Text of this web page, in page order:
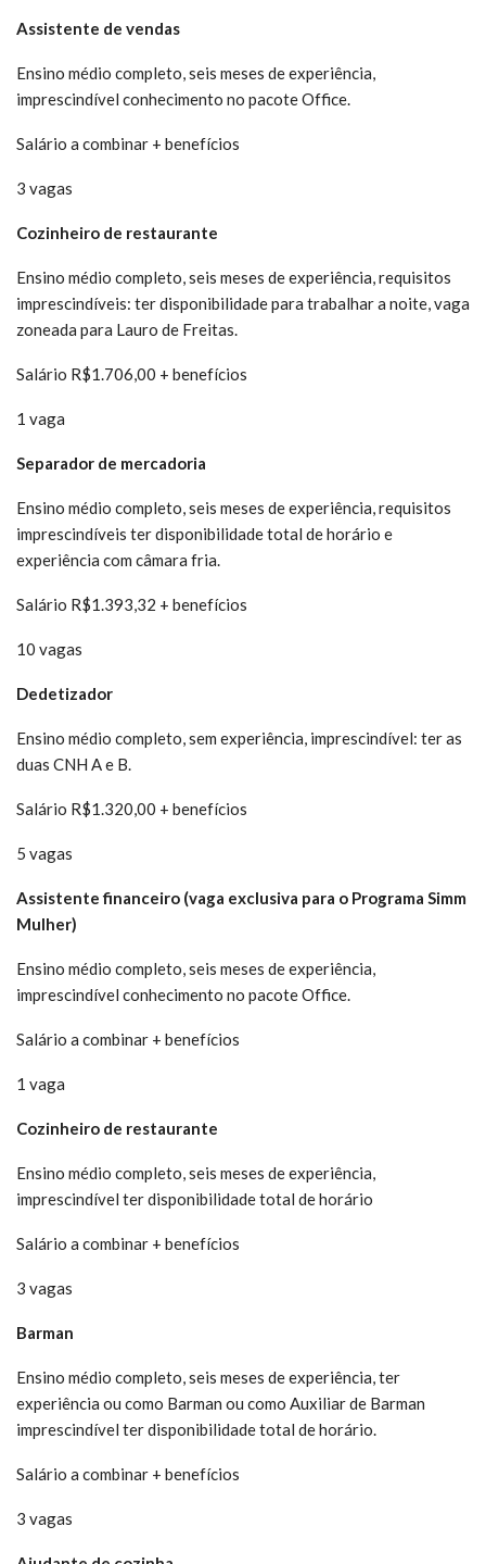
Assistente de vendas
Ensino médio completo, seis meses de experiência,
imprescindível conhecimento no pacote Office.
Salário a combinar + benefícios
3 vagas
Cozinheiro de restaurante
Ensino médio completo, seis meses de experiência, requisitos
imprescindíveis: ter disponibilidade para trabalhar a noite, vaga
zoneada para Lauro de Freitas.
Salário R$1.706,00 + benefícios
1 vaga
Separador de mercadoria
Ensino médio completo, seis meses de experiência, requisitos
imprescindíveis ter disponibilidade total de horário e
experiência com câmara fria.
Salário R$1.393,32 + benefícios
10 vagas
Dedetizador
Ensino médio completo, sem experiência, imprescindível: ter as
duas CNH A e B.
Salário R$1.320,00 + benefícios
5 vagas
Assistente financeiro (vaga exclusiva para o Programa Simm
Mulher)
Ensino médio completo, seis meses de experiência,
imprescindível conhecimento no pacote Office.
Salário a combinar + benefícios
1 vaga
Cozinheiro de restaurante
Ensino médio completo, seis meses de experiência,
imprescindível ter disponibilidade total de horário
Salário a combinar + benefícios
3 vagas
Barman
Ensino médio completo, seis meses de experiência, ter
experiência ou como Barman ou como Auxiliar de Barman
imprescindível ter disponibilidade total de horário.
Salário a combinar + benefícios
3 vagas